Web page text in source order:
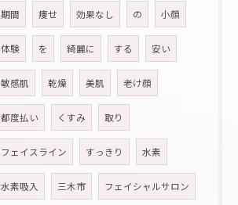
期間 痩せ 効果なし の 小顔
体験 を 綺麗に する 安い
敏感肌 乾燥 美肌 老け顔
都度払い くすみ 取り
フェイスライン すっきり 水素
水素吸入 三木市 フェイシャルサロン